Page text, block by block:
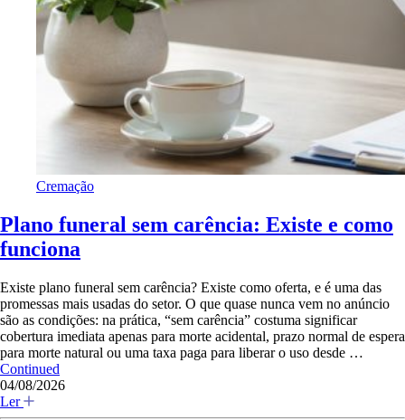
Cremação
Plano funeral sem carência: Existe e como
funciona
Existe plano funeral sem carência? Existe como oferta, e é uma das
promessas mais usadas do setor. O que quase nunca vem no anúncio
são as condições: na prática, “sem carência” costuma significar
cobertura imediata apenas para morte acidental, prazo normal de espera
para morte natural ou uma taxa paga para liberar o uso desde …
Continued
04/08/2026
Ler